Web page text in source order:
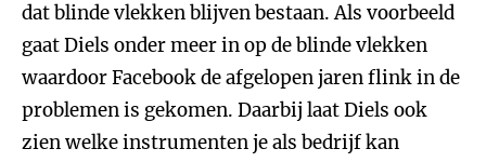
dat blinde vlekken blijven bestaan. Als voorbeeld
gaat Diels onder meer in op de blinde vlekken
waardoor Facebook de afgelopen jaren flink in de
problemen is gekomen. Daarbij laat Diels ook
zien welke instrumenten je als bedrijf kan